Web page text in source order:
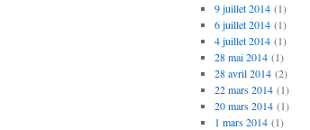
9 juillet 2014(1)
6 juillet 2014(1)
4 juillet 2014(1)
28 mai 2014(1)
28 avril 2014(2)
22 mars 2014(1)
20 mars 2014(1)
1 mars 2014(1)